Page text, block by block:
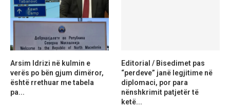
Arsim Idrizi në kulmin e
verës po bën gjum dimëror,
është rrethuar me tabela
pa...
Editorial / Bisedimet pas
“perdeve” janë legjitime në
diplomaci, por para
nënshkrimit patjetër të
ketë...